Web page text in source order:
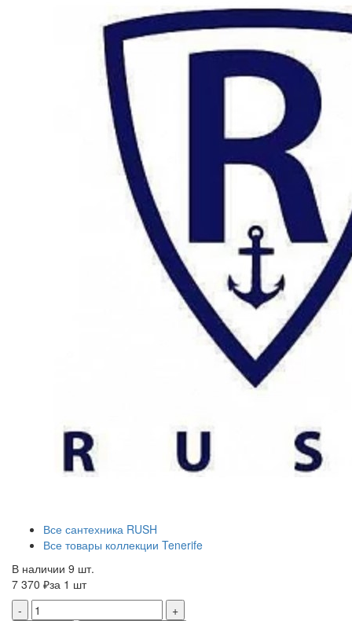
Все сантехника RUSH
Все товары коллекции Tenerife
В наличии 9 шт.
7 370 ₽за 1 шт
-
+